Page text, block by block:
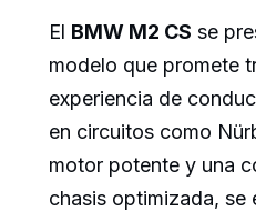
El BMW M2 CS se
modelo que promete
experiencia de
en circuitos como
motor potente y una
chasis optimizada, se